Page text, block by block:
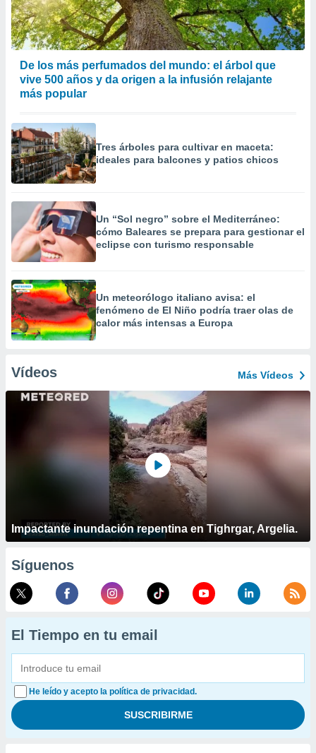
De los más perfumados del mundo: el árbol que
vive 500 años y da origen a la infusión relajante
más popular
Tres árboles para cultivar en maceta:
ideales para balcones y patios chicos
Un “Sol negro” sobre el Mediterráneo:
cómo Baleares se prepara para gestionar el
eclipse con turismo responsable
Un meteorólogo italiano avisa: el
fenómeno de El Niño podría traer olas de
calor más intensas a Europa
Vídeos Más Vídeos
Impactante inundación repentina en Tighrgar, Argelia.
Síguenos
El Tiempo en tu email
He leído y acepto la política de privacidad.